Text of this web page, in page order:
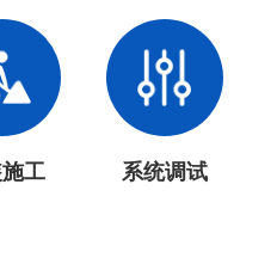
工 系统调试